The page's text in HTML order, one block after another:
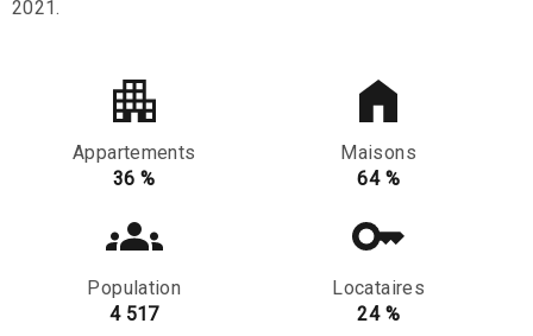
2021.
Appartements
36 %
Maisons
64 %
Population
4 517
Locataires
24 %